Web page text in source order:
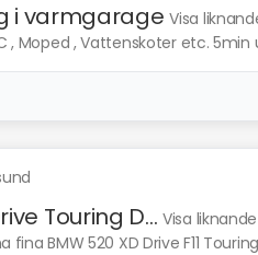
i varmgarage Visa
, Moped , Vattenskoter etc. 5min
Touring D... Visa liknande
BMW 520 XD Drive F11